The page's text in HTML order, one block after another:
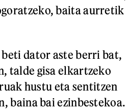
baita aurretik
dator aste berri bat,
talde gisa elkartzeko
hustu eta sentitzen
baina bai ezinbestekoa.